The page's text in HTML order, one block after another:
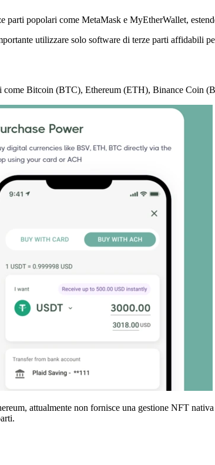
popolari come MetaMask e MyEtherWallet,
utilizzare solo software di terze parti affidabili
come Bitcoin (BTC), Ethereum (ETH), Binance Coin
attualmente non fornisce una gestione NFT